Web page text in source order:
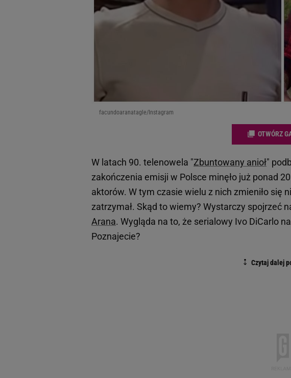
facundoaranatagle/Instagram
OTWÓRZ
W latach 90. telenowela "Zbuntowany anioł"
zakończenia emisji w Polsce minęło już ponad
aktorów. W tym czasie wielu z nich zmieniło się
zatrzymał. Skąd to wiemy? Wystarczy spojrzeć
Arana. Wygląda na to, że serialowy Ivo DiCarlo
Poznajecie?